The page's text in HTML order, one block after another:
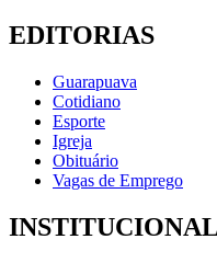
EDITORIAS
Guarapuava
Cotidiano
Esporte
Igreja
Obituário
Vagas de Emprego
INSTITUCIONAL